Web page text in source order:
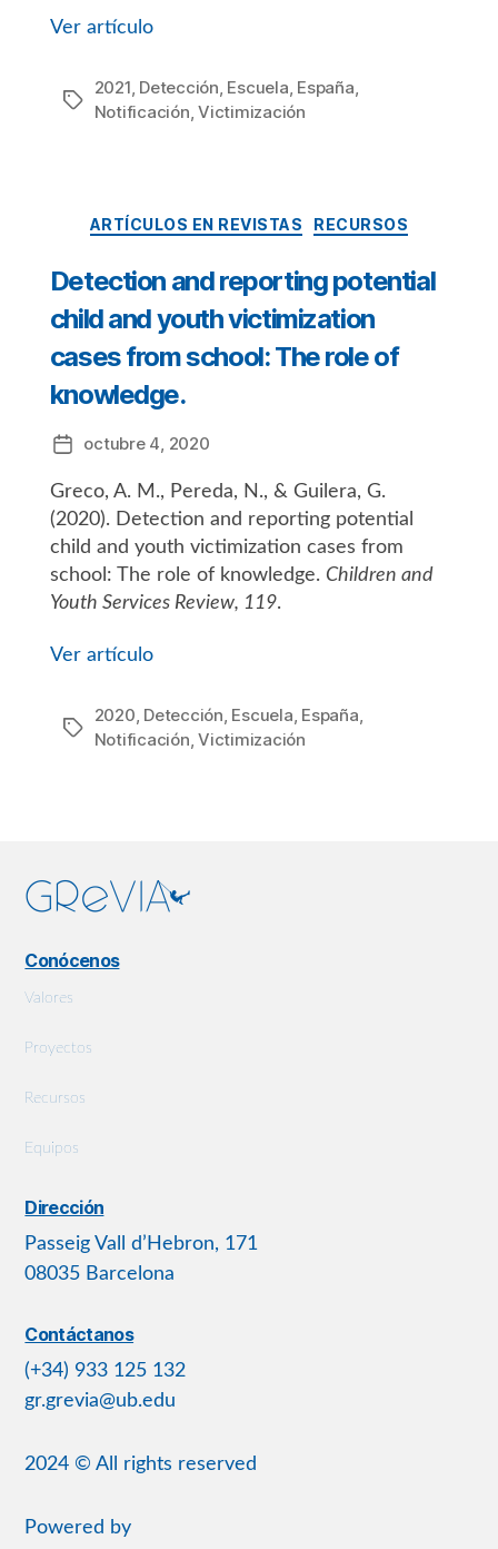
Ver artículo
Etiquetas
2021, Detección, Escuela, España,
Notificación,Victimización
Categorías
ARTÍCULOS EN REVISTAS RECURSOS
Detection and reporting potential
child and youth victimization
cases from school: The role of
knowledge.
Fecha
la
entrada
octubre 4, 2020
Greco, A. M., Pereda, N., & Guilera, G.
(2020). Detection and reporting potential
child and youth victimization cases from
school: The role of knowledge. Children and
Youth Services Review, 119.
Ver artículo
Etiquetas
2020, Detección, Escuela, España,
Notificación,Victimización
Conócenos
Valores
Proyectos
Recursos
Equipos
Dirección
Passeig Vall d’Hebron, 171
08035 Barcelona
Contáctanos
(+34) 933 125 132
gr.grevia@ub.edu
2024 © All rights reserved
Powered by